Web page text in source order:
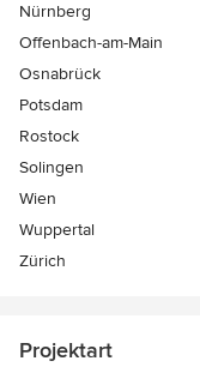
Nürnberg
Offenbach-am-Main
Osnabrück
Potsdam
Rostock
Solingen
Wien
Wuppertal
Zürich
Projektart